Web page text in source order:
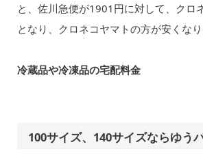
と、佐川急便が1901円に対して、クロ
となり、クロネコヤマトの方が安くなり
冷蔵品や冷凍品の宅配料金
100サイズ、140サイズならゆう